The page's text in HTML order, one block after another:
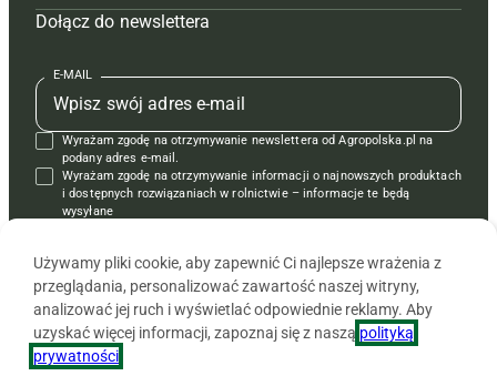
Mapa serwisu
Kontakt
Regulamin
Polityka prywatności
Prenumerata
Redakcja
Kontakt
Reklama
Prenumerata
Reklama
Kontakt
Krzyżówki
Czasopisma i prenumerata
Książki
Regulamin
Dołącz do newslettera
E-MAIL
Wyrażam zgodę na otrzymywanie newslettera od Agropolska.pl na
podany adres e-mail.
Wyrażam zgodę na otrzymywanie informacji o najnowszych produktach
i dostępnych rozwiązaniach w rolnictwie – informacje te będą
wysyłane
Używamy pliki cookie, aby zapewnić Ci najlepsze wrażenia z
przeglądania, personalizować zawartość naszej witryny,
analizować jej ruch i wyświetlać odpowiednie reklamy. Aby
uzyskać więcej informacji, zapoznaj się z naszą polityką
prywatności